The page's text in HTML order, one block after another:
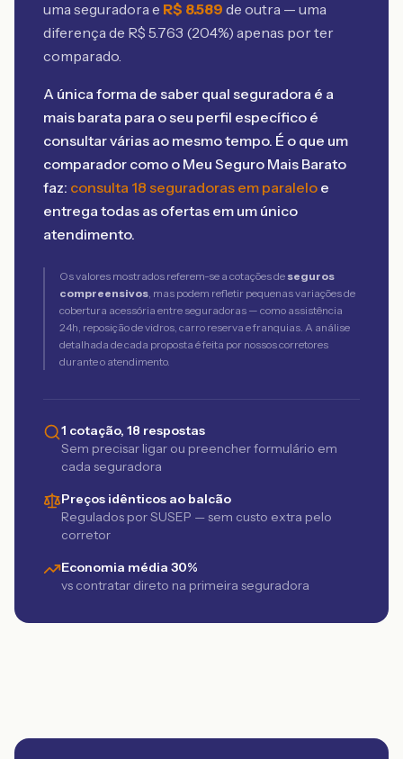
uma seguradora e R$ 8.589 de outra — uma
diferença de R$ 5.763 (204%) apenas por ter
comparado.
A única forma de saber qual seguradora é a
mais barata para o seu perfil específico é
consultar várias ao mesmo tempo. É o que um
comparador como o Meu Seguro Mais Barato
faz: consulta 18 seguradoras em paralelo e
entrega todas as ofertas em um único
atendimento.
Os valores mostrados referem-se a cotações de seguros
compreensivos, mas podem refletir pequenas variações de
cobertura acessória entre seguradoras — como assistência
24h, reposição de vidros, carro reserva e franquias. A análise
detalhada de cada proposta é feita por nossos corretores
durante o atendimento.
1 cotação, 18 respostas
Sem precisar ligar ou preencher formulário em
cada seguradora
Preços idênticos ao balcão
Regulados por SUSEP — sem custo extra pelo
corretor
Economia média 30%
vs contratar direto na primeira seguradora